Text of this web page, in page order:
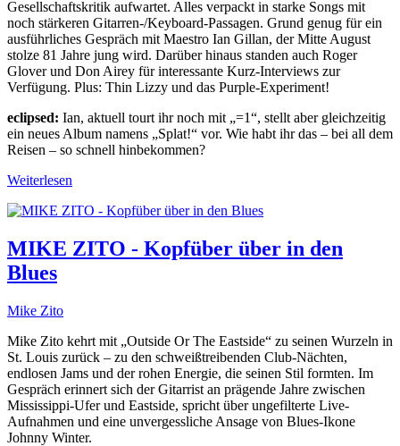
Gesellschaftskritik aufwartet. Alles verpackt in starke Songs mit
noch stärkeren Gitarren-/Keyboard-Passagen. Grund genug für ein
ausführliches Gespräch mit Maestro Ian Gillan, der Mitte August
stolze 81 Jahre jung wird. Darüber hinaus standen auch Roger
Glover und Don Airey für interessante Kurz-Interviews zur
Verfügung. Plus: Thin Lizzy und das Purple-Experiment!
eclipsed: Ian, aktuell tourt ihr noch mit „=1“, stellt aber gleichzeitig
ein neues Album namens „Splat!“ vor. Wie habt ihr das – bei all dem
Reisen – so schnell hinbekommen?
Weiterlesen
MIKE ZITO - Kopfüber über in den
Blues
Mike Zito
Mike Zito kehrt mit „Outside Or The Eastside“ zu seinen Wurzeln in
St. Louis zurück – zu den schweißtreibenden Club-Nächten,
endlosen Jams und der rohen Energie, die seinen Stil formten. Im
Gespräch erinnert sich der Gitarrist an prägende Jahre zwischen
Mississippi-Ufer und Eastside, spricht über ungefilterte Live-
Aufnahmen und eine unvergessliche Ansage von Blues-Ikone
Johnny Winter.